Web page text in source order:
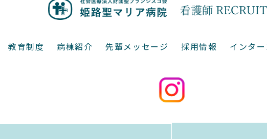
教育制度 病棟紹介 先輩メッセージ 採用情報 インター